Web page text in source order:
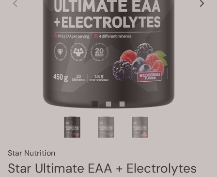
Star Nutrition
Star Ultimate EAA + Electrolytes